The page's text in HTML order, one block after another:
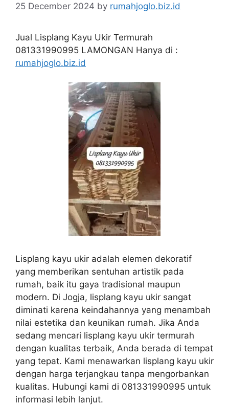
25 December 2024 by rumahjoglo.biz.id
Jual Lisplang Kayu Ukir Termurah
081331990995 LAMONGAN Hanya di :
rumahjoglo.biz.id
Lisplang kayu ukir adalah elemen dekoratif
yang memberikan sentuhan artistik pada
rumah, baik itu gaya tradisional maupun
modern. Di Jogja, lisplang kayu ukir sangat
diminati karena keindahannya yang menambah
nilai estetika dan keunikan rumah. Jika Anda
sedang mencari lisplang kayu ukir termurah
dengan kualitas terbaik, Anda berada di tempat
yang tepat. Kami menawarkan lisplang kayu ukir
dengan harga terjangkau tanpa mengorbankan
kualitas. Hubungi kami di 081331990995 untuk
informasi lebih lanjut.